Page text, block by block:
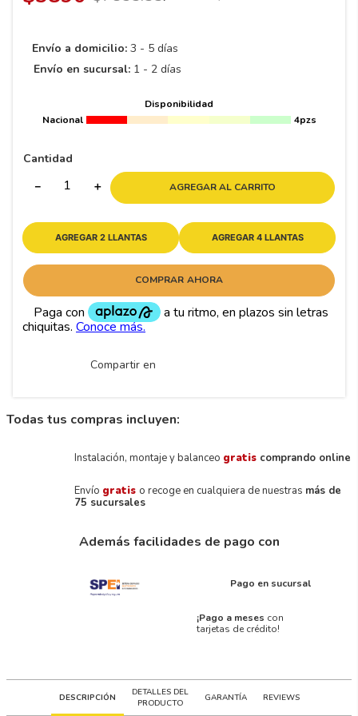
Envío a domicilio: 3 - 5 días
Envío en sucursal: 1 - 2 días
Disponibilidad
Nacional
4pzs
Cantidad
＋
－ AGREGAR AL CARRITO
AGREGAR 2 LLANTAS AGREGAR 4 LLANTAS
COMPRAR AHORA
Compartir en
Todas tus compras incluyen:
Instalación, montaje y balanceo gratis comprando online
Envío gratis o recoge en cualquiera de nuestras más de
75 sucursales
Además facilidades de pago con
Pago en sucursal
¡Pago a meses con
tarjetas de crédito!
DESCRIPCIÓN
DETALLES DEL
PRODUCTO
GARANTÍA REVIEWS